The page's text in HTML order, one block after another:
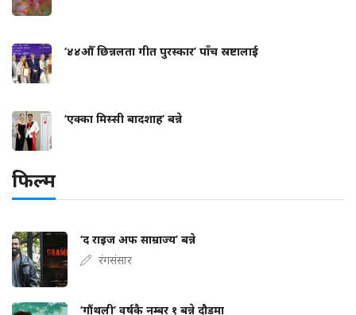
‘४४औँ छिन्नलता गीत पुरस्कार’ पाँच स्रष्टालाई
‘एक्का मिस्सी बादशाह’ बन्ने
फिल्म
‘द राइज अफ साम्राज्य’ बन्ने
रंगसंसार
‘गौंथली’ वर्षकै नम्बर १ बन्ने दौडमा